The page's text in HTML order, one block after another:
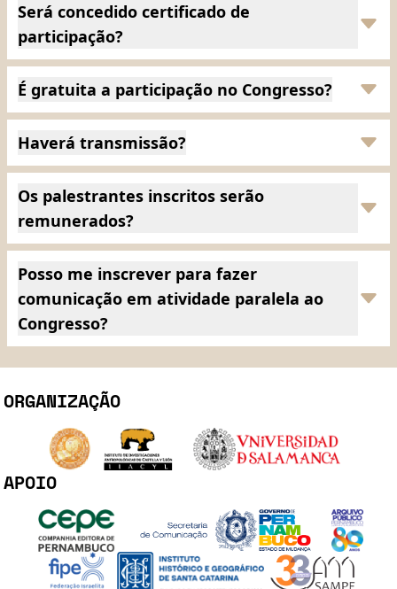
Será concedido certificado de
participação?
É gratuita a participação no Congresso?
Haverá transmissão?
Os palestrantes inscritos serão
remunerados?
Posso me inscrever para fazer
comunicação em atividade paralela ao
Congresso?
ORGANIZAÇÃO
APOIO